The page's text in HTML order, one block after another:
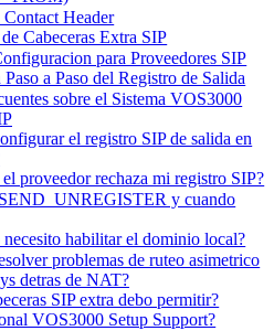
Header
Cabeceras Extra SIP
para Proveedores SIP
a Paso del Registro de Salida
sobre el Sistema VOS3000
el registro SIP de salida en
proveedor rechaza mi registro SIP?
y cuando
necesito habilitar el dominio local?
problemas de ruteo asimetrico
detras de NAT?
SIP extra debo permitir?
VOS3000 Setup Support?